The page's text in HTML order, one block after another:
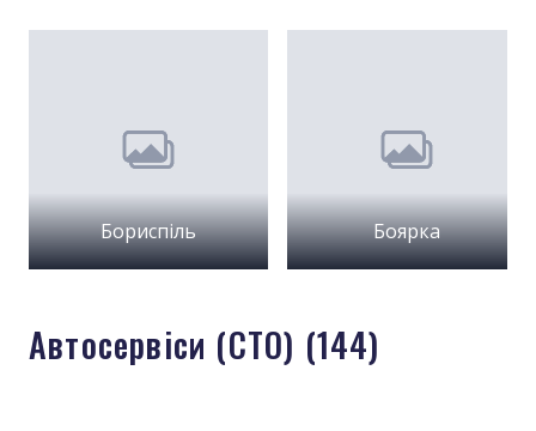
Бориспіль Боярка
Автосервіси (СТО) (144)